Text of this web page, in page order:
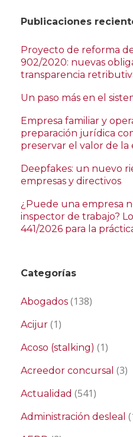
Publicaciones
Proyecto de reforma
902/2020: nuevas
transparencia
Un paso más en el
Empresa familiar y
preparación jurídica
preservar el valor de la
Deepfakes: un nuevo
empresas y directivos
¿Puede una empresa
inspector de trabajo?
441/2026 para la
Categorías
Abogados (138)
Acijur (1)
Acoso (stalking) (1)
Acreedor concursal (3)
Actualidad (541)
Administración desleal